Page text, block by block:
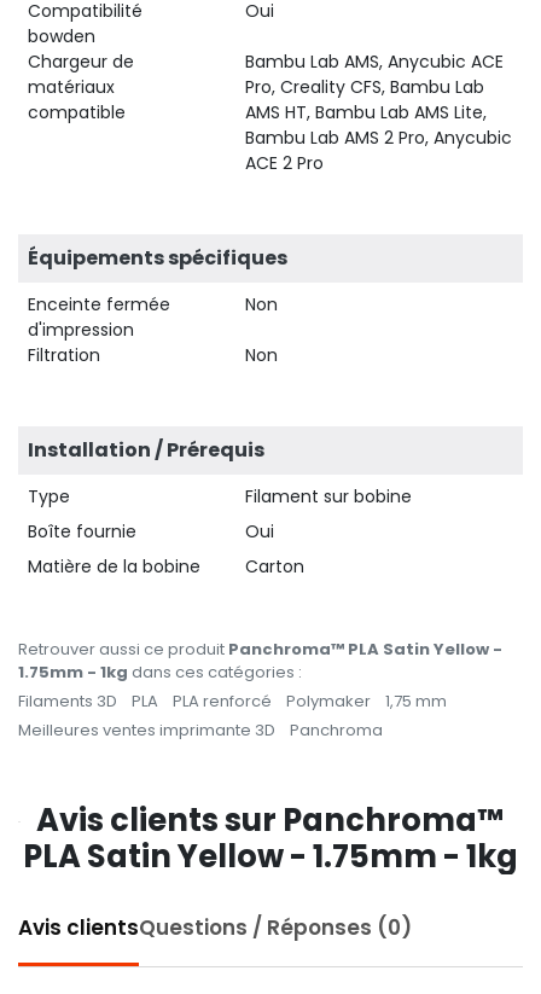
Compatibilité
bowden
Oui
Chargeur de
matériaux
compatible
Bambu Lab AMS, Anycubic ACE
Pro, Creality CFS, Bambu Lab
AMS HT, Bambu Lab AMS Lite,
Bambu Lab AMS 2 Pro, Anycubic
ACE 2 Pro
Équipements spécifiques
Enceinte fermée
d'impression
Non
Filtration Non
Installation / Prérequis
Type
Filament sur bobine
Boîte fournie
Oui
Matière de la bobine
Carton
Retrouver aussi ce produit Panchroma™ PLA Satin Yellow -
1.75mm - 1kg dans ces catégories :
Filaments 3D
PLA PLA renforcé Polymaker
1,75 mm
Meilleures ventes imprimante 3D
Panchroma
Avis clients sur Panchroma™
PLA Satin Yellow - 1.75mm - 1kg
Avis clientsQuestions / Réponses (0)